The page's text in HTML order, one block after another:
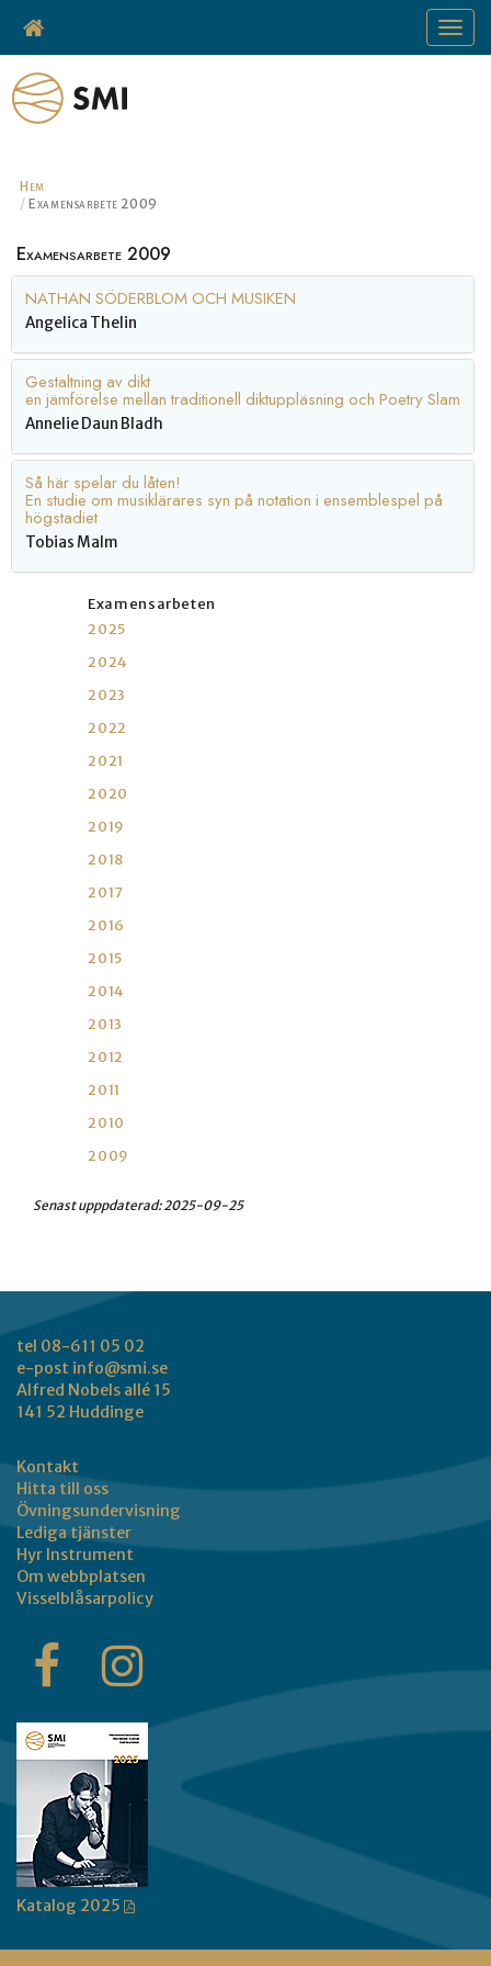
Toggle
Hem
Examensarbete 2009
Examensarbete 2009
NATHAN SÖDERBLOM OCH MUSIKEN
Angelica Thelin
Gestaltning av dikt
en jämförelse mellan traditionell diktuppläsning och Poetry Slam
Annelie Daun Bladh
Så här spelar du låten!
En studie om musiklärares syn på notation i ensemblespel på
högstadiet
Tobias Malm
Examensarbeten
2025
2024
2023
2022
2021
2020
2019
2018
2017
2016
2015
2014
2013
2012
2011
2010
2009
Senast upppdaterad:2025-09-25
tel 08-611 05 02
e-post info@smi.se
Alfred Nobels allé 15
141 52 Huddinge
Kontakt
Hitta till oss
Övningsundervisning
Lediga tjänster
Hyr Instrument
Om webbplatsen
Visselblåsarpolicy
Katalog 2025